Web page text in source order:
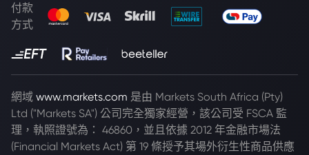
付款
方式
網域 www.markets.com 是由 Markets South Africa (Pty)
Ltd ("Markets SA") 公司完全獨家經營，該公司受 FSCA 監
理，執照證號為： 46860，並且依據 2012 年金融市場法
(Financial Markets Act) 第 19 條授予其場外衍生性商品供應